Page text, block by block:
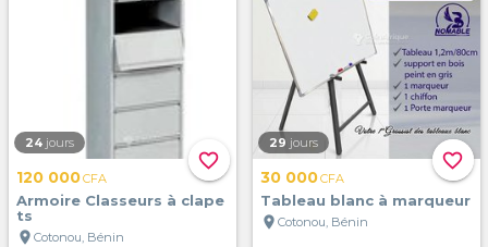
favorite_border
24 jours
120 000CFA
Armoire Classeurs à clape
ts
location_on Cotonou, Bénin
favorite_border
29 jours
30 000CFA
Tableau blanc à marqueur
location_on Cotonou, Bénin